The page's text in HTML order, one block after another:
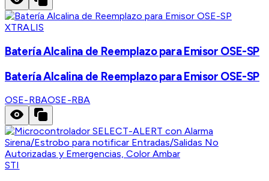
XTRALIS
Batería Alcalina de Reemplazo para Emisor OSE-SP
Batería Alcalina de Reemplazo para Emisor OSE-SP
OSE-RBAOSE-RBA
STI